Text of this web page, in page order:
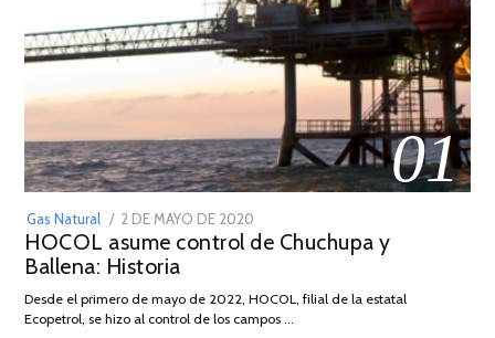
01
Gas Natural
POSTED
ON
2 DE MAYO DE 2020
DE
2026
HOCOL asume control de Chuchupa y
Ballena: Historia
Desde el primero de mayo de 2022, HOCOL, filial de la estatal
Ecopetrol, se hizo al control de los campos …